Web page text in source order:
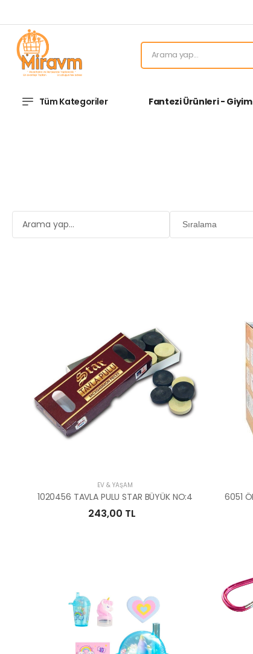
Tüm Kategoriler Fantezi Ürünleri -
EV & YAŞAM
1020456 TAVLA PULU STAR BÜYÜK NO:4
243,00 TL
6051